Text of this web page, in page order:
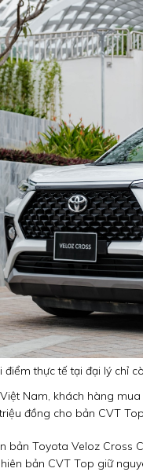
thực tế tại đại lý chỉ
Nam, khách hàng
đồng cho bản CVT
bản Toyota Veloz
bản CVT Top giữ